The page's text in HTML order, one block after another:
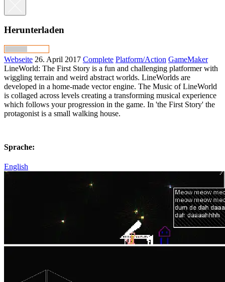
Herunterladen
Webseite 26. April 2017 Complete Platform/Action GameMaker
LineWorld: The First Story is a fun and challenging platformer with
wiggling terrain and weird abstract worlds. LineWorlds are
developed in a home-made vector engine. The Music of LineWorld
is collaged across levels creating a transforming musical experience
which follows your progression in the game. In 'the First Story' the
protagonist is a small walking house.
Sprache:
English